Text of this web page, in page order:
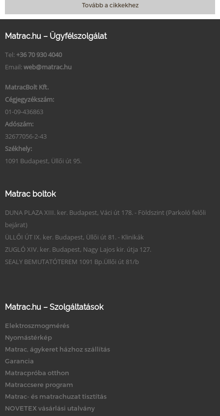
Tovább a cikkekhez
Matrac.hu – Ügyfélszolgálat
Tel: +36 70 930 4040
Email: web@matrac.hu
MatracBolt Kft.
Cégjegyzékszám:
01-09-436863
Adószám:
32677056-2-43
Székhely:
1091 Budapest, Üllői út 95.
Matrac boltok
DUNA PLAZA XIII. ker. Budapest, Váci út 178. - Földszint (Parkoló felőli
bejárat)
ÜLLŐI ÚT IX. ker. Budapest, Üllői út 81. - Klinikák
ZUGLÓ XIV. ker. Budapest, Nagy Lajos kir. útja 127.
SEALY BEMUTATÓTEREM 1091 Bp.Üllői út 81/b
Matrac.hu – Szolgáltatások
Elektroszmogmérés
Nyomástérkép
Matrac, ágykeret házhoz szállítás
Garancia
Matracpróba otthon
Matraccsere program
Matrac- és matrachuzat tisztítás
NOVETEX vásárlási utalvány